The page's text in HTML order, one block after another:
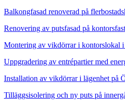
Balkongfasad renoverad på
Renovering av putsfasad på
Montering av vikdörrar i kontorslokal
Uppgradering av entrépartier med
Installation av vikdörrar i lägenhet på
Tilläggsisolering och ny puts på